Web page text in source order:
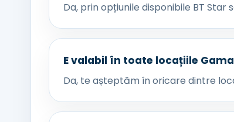
Da, prin opțiunile disponibile BT Star
E valabil în toate locațiile
Da, te așteptăm în oricare dintre